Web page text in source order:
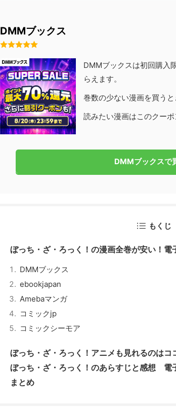
DMMブックス
DMMブックスは初回購入
らえます。
巻数の少ない漫画を買うと
読みたい漫画はこのクーポ
DMMブックスで
もくじ
ぼっち・ざ・ろっく！の漫画全巻が安い！電
DMMブックス
ebookjapan
Amebaマンガ
コミックjp
コミックシーモア
ぼっち・ざ・ろっく！アニメも見れるのはコ
ぼっち・ざ・ろっく！のあらすじと感想 電
まとめ